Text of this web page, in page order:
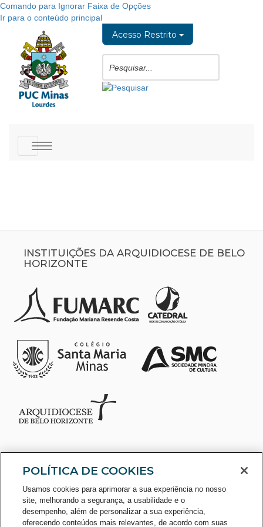
Comando para Ignorar Faixa de Opções
Ir para o conteúdo principal
Acesso Restrito
Toggle
navigation
INSTITUIÇÕES DA ARQUIDIOCESE DE BELO
HORIZONTE
POLÍTICA DE COOKIES
Usamos cookies para aprimorar a sua experiência no nosso
site, melhorando a segurança, a usabilidade e o
desempenho, além de personalizar a sua experiência,
oferecendo conteúdos mais relevantes, de acordo com suas